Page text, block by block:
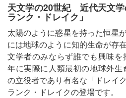
天文学の20世紀 近代天文
ランク・ドレイク」
太陽のように惑星を持った恒星
には地球のように知的生命が存
文学者のみならず誰でも興味
年に実際に人類最初の地球外
の立役者であり有名な「ドレイ
ランク・ドレイクの登場です。